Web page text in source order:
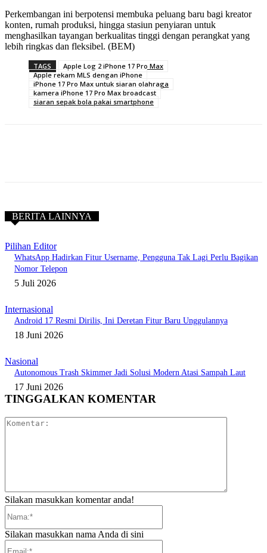
Perkembangan ini berpotensi membuka peluang baru bagi kreator
konten, rumah produksi, hingga stasiun penyiaran untuk
menghasilkan tayangan berkualitas tinggi dengan perangkat yang
lebih ringkas dan fleksibel. (BEM)
TAGS
Apple Log 2 iPhone 17 Pro Max
Apple rekam MLS dengan iPhone
iPhone 17 Pro Max untuk siaran olahraga
kamera iPhone 17 Pro Max broadcast
siaran sepak bola pakai smartphone
BERITA LAINNYA
Pilihan Editor
WhatsApp Hadirkan Fitur Username, Pengguna Tak Lagi Perlu Bagikan
Nomor Telepon
5 Juli 2026
Internasional
Android 17 Resmi Dirilis, Ini Deretan Fitur Baru Unggulannya
18 Juni 2026
Nasional
Autonomous Trash Skimmer Jadi Solusi Modern Atasi Sampah Laut
17 Juni 2026
TINGGALKAN KOMENTAR
Silakan masukkan komentar anda!
Silakan masukkan nama Anda di sini